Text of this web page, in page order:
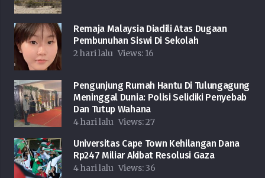
Remaja Malaysia Diadili Atas Dugaan
Pembunuhan Siswi Di Sekolah
2 hari lalu Views: 16
Pengunjung Rumah Hantu Di Tulungagung
Meninggal Dunia: Polisi Selidiki Penyebab
Dan Tutup Wahana
4 hari lalu Views:27
Universitas Cape Town Kehilangan Dana
Rp247 Miliar Akibat Resolusi Gaza
4 hari lalu Views: 36